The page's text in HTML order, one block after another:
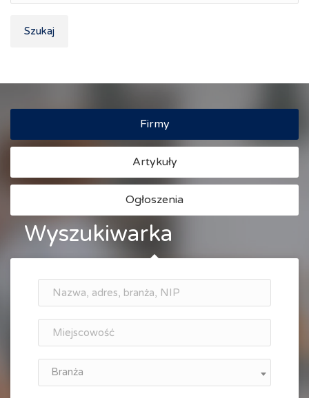
Szukaj
Firmy
Artykuły
Ogłoszenia
Wyszukiwarka
Branża